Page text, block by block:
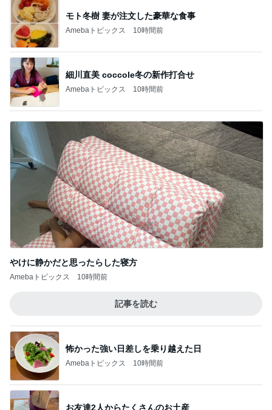
モト冬樹 妻が注文した豪華な食事
Amebaトピックス 10時間前
細川直美 coccole冬の新作打合せ
Amebaトピックス 10時間前
やけに静かだと思ったらした寝方
Amebaトピックス 10時間前
記事を読む
怖かった強い日差しを乗り越えた日
Amebaトピックス 10時間前
お友達2人からたくさんのお土産